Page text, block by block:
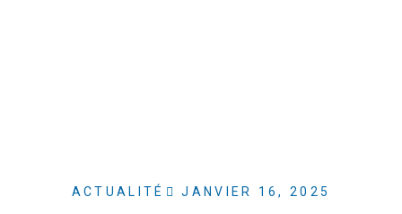
ACTUALITÉ JANVIER 16, 2025